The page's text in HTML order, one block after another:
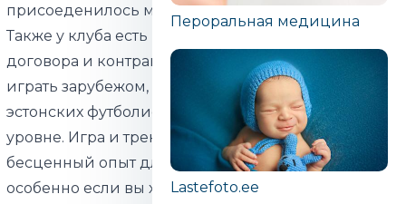
присоеденилось много молодых футболистов.
Также у клуба есть возможность заключать
договора и контракты с зарубежными клубами и
играть зарубежом, что повышает репутацию
эстонских футболистов на международном
уровне. Игра и тренировки за границей -
бесценный опыт для молодого футболиста,
особенно если вы хотите продолжить карьеру в
Пероральная медицина
Lastefoto.ee